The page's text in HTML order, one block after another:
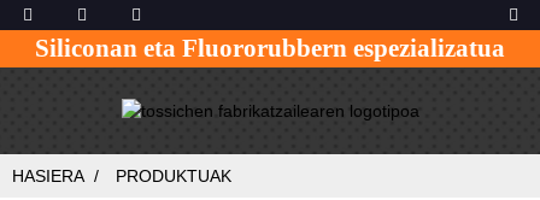
Siliconan eta Fluororubbern espezializatua
HASIERA PRODUKTUAK